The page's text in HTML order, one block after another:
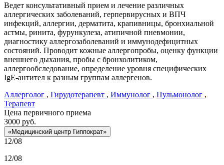
Ведет консультативный прием и лечение различных
аллергических заболеваний, герпервирусных и ВПЧ
инфекций, аллергии, дерматита, крапивницы, бронхиальной
астмы, ринита, фурункулеза, атипичной пневмонии,
диагностику аллергозаболеваний и иммунодефицитных
состояний. Проводит кожные аллергопробы, оценку функции
внешнего дыхания, пробы с бронхолитиком,
аллергообследование, определение уровня специфических
IgE-антител к разным группам аллергенов.
Аллерголог , Гирудотерапевт , Иммунолог , Пульмонолог ,
Терапевт
Цена первичного приема
3000 руб.
«Медицинский центр Гиппократ»
12/08
12/08